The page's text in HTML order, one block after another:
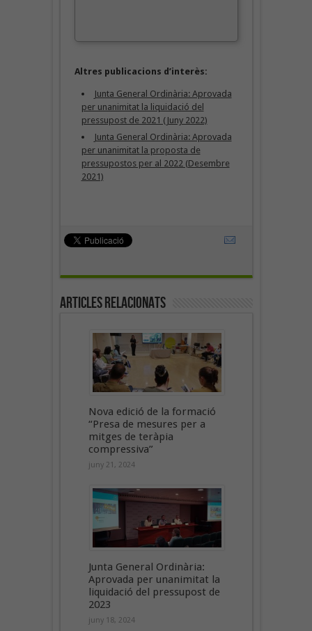
Altres publicacions d’interès:
Junta General Ordinària: Aprovada
per unanimitat la liquidació del
pressupost de 2021 (Juny 2022)
Junta General Ordinària: Aprovada
per unanimitat la proposta de
pressupostos per al 2022 (Desembre
2021)
Articles Relacionats
Nova edició de la formació
“Presa de mesures per a
mitges de teràpia
compressiva”
juny 21, 2024
Junta General Ordinària:
Aprovada per unanimitat la
liquidació del pressupost de
2023
juny 18, 2024